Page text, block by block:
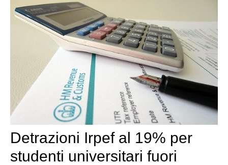
Detrazioni Irpef al 19% per
studenti universitari fuori